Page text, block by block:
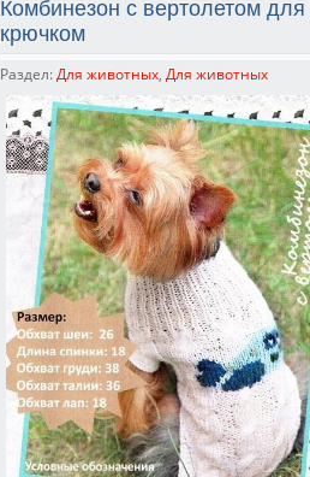
Комбинезон с вертолетом
крючком
Раздел:Для животных, Для животных